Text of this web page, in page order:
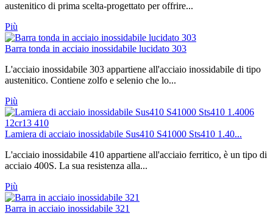
austenitico di prima scelta-progettato per offrire...
Più
Barra tonda in acciaio inossidabile lucidato 303
L'acciaio inossidabile 303 appartiene all'acciaio inossidabile di tipo
austenitico. Contiene zolfo e selenio che lo...
Più
Lamiera di acciaio inossidabile Sus410 S41000 Sts410 1.40...
L'acciaio inossidabile 410 appartiene all'acciaio ferritico, è un tipo di
acciaio 400S. La sua resistenza alla...
Più
Barra in acciaio inossidabile 321